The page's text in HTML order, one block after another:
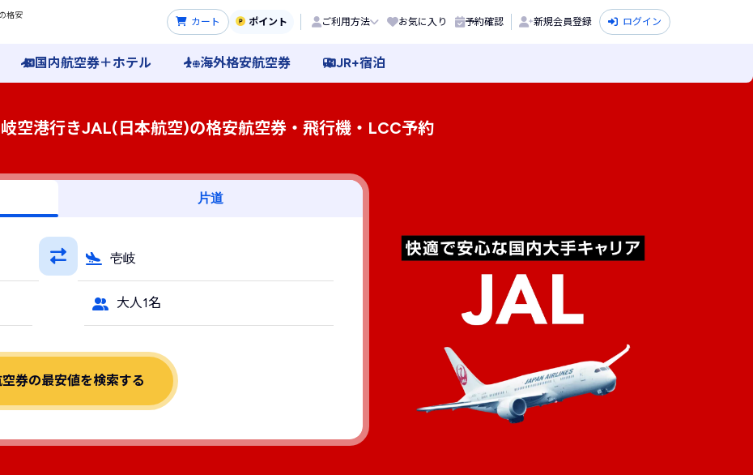
格安
カート ポイント ご利用方法 お気に入り 予約確認 新規会員登録 ログイン
国内航空券＋ホテル 海外格安航空券 JR+宿泊
空港行きJAL(日本航空)の格安航空券・飛行機・LCC予約
片道
壱岐
大人1名
券の最安値を検索する